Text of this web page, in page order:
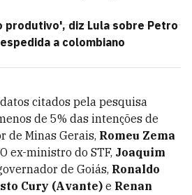
produtivo', diz Lula sobre Petro
a colombiano
citados pela pesquisa
de 5% das intenções de
de Minas Gerais, Romeu Zema
ex-ministro do STF, Joaquim
de Goiás, Ronaldo
Cury (Avante) e Renan